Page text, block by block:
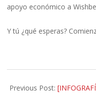
apoyo económico a
Y tú ¿qué esperas?
01-
Previous Post: